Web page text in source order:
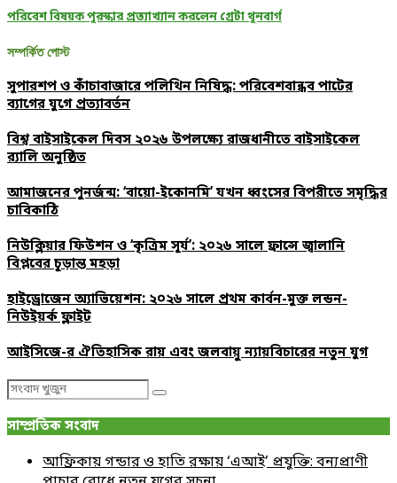
পরিবেশ বিষয়ক পুরস্কার প্রত্যাখ্যান করলেন গ্রেটা থুনবার্গ
সম্পর্কিত পোস্ট
সুপারশপ ও কাঁচাবাজারে পলিথিন নিষিদ্ধ: পরিবেশবান্ধব পাটের
ব্যাগের যুগে প্রত্যাবর্তন
বিশ্ব বাইসাইকেল দিবস ২০২৬ উপলক্ষ্যে রাজধানীতে বাইসাইকেল
র‌্যালি অনুষ্ঠিত
আমাজনের পুনর্জন্ম: ‘বায়ো-ইকোনমি’ যখন ধ্বংসের বিপরীতে সমৃদ্ধির
চাবিকাঠি
নিউক্লিয়ার ফিউশন ও ‘কৃত্রিম সূর্য’: ২০২৬ সালে ফ্রান্সে জ্বালানি
বিপ্লবের চূড়ান্ত মহড়া
হাইড্রোজেন অ্যাভিয়েশন: ২০২৬ সালে প্রথম কার্বন-মুক্ত লন্ডন-
নিউইয়র্ক ফ্লাইট
আইসিজে-র ঐতিহাসিক রায় এবং জলবায়ু ন্যায়বিচারের নতুন যুগ
Search
Search
সাম্প্রতিক সংবাদ
আফ্রিকায় গন্ডার ও হাতি রক্ষায় ‘এআই’ প্রযুক্তি: বন্যপ্রাণী